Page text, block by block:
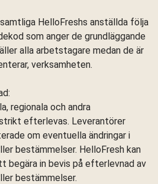
HelloFreshs anställda följa
som anger de grundläggande
alla arbetstagare medan de är
verksamheten.
regionala och andra
efterlevas. Leverantörer
om eventuella ändringar i
bestämmelser. HelloFresh kan
begära in bevis på efterlevnad av
bestämmelser.